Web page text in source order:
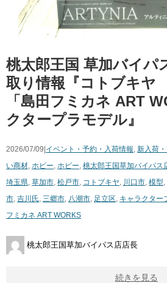
桃太郎王国 草加バイパ
取り情報『コトブキヤ
「島田フミカネ ART
クタープラモデル』
2026/07/09|イベント・予約・入荷情報 新入荷
い商材 ホビー ホビー 桃太郎王国草加バイパス
埼玉県 草加市 松戸市 コトブキヤ 川口市 模型
市 吉川氏 三郷市 八潮市 足立区 キャラクター
フミカネ ART WORKS
桃太郎王国草加バイパス店店長
続きを見る